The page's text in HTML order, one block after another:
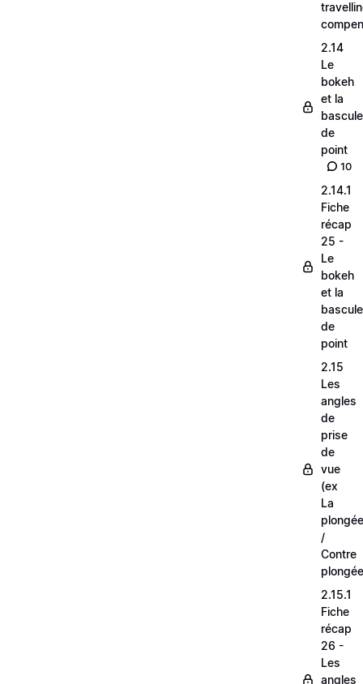
2.14
Le
bokeh
et la
bascule
de
point
10
2.14.1
Fiche
récap
25 -
Le
bokeh
et la
bascule
de
point
2.15
Les
angles
de
prise
de
vue
(ex
La
plongée
/
Contre
2.15.1
Fiche
récap
26 -
Les
angles